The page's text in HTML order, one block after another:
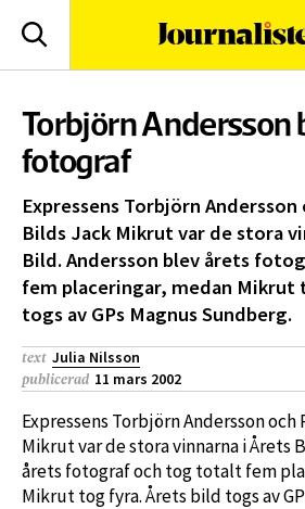
Sök
Torbjörn Andersson
fotograf
Expressens Torbjörn Andersson
Bilds Jack Mikrut var de stora
Bild. Andersson blev årets
fem placeringar, medan Mikrut
togs av GPs Magnus Sundberg.
text Julia Nilsson
publicerad 11 mars 2002
Expressens Torbjörn Andersson och
Mikrut var de stora vinnarna i Årets
årets fotograf och tog totalt fem
Mikrut tog fyra. Årets bild togs av